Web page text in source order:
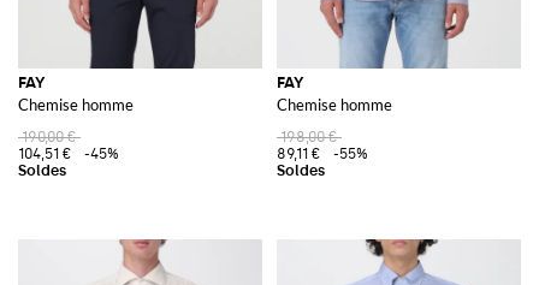
FAY
Chemise homme
190,00 €
104,51 €
-45%
FAY
Chemise homme
198,00 €
89,11 €
-55%